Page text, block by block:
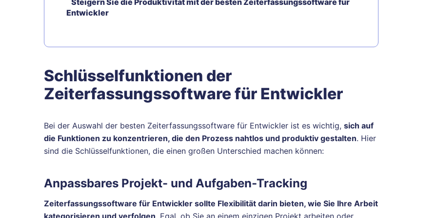
Steigern Sie die Produktivität mit der besten Zeiterfassungssoftware für
Entwickler
Schlüsselfunktionen der
Zeiterfassungssoftware für Entwickler
Bei der Auswahl der besten Zeiterfassungssoftware für Entwickler ist es wichtig, sich auf
die Funktionen zu konzentrieren, die den Prozess nahtlos und produktiv gestalten. Hier
sind die Schlüsselfunktionen, die einen großen Unterschied machen können:
Anpassbares Projekt- und Aufgaben-Tracking
Zeiterfassungssoftware für Entwickler sollte Flexibilität darin bieten, wie Sie Ihre Arbeit
kategorisieren und verfolgen . Egal, ob Sie an einem einzigen Projekt arbeiten oder